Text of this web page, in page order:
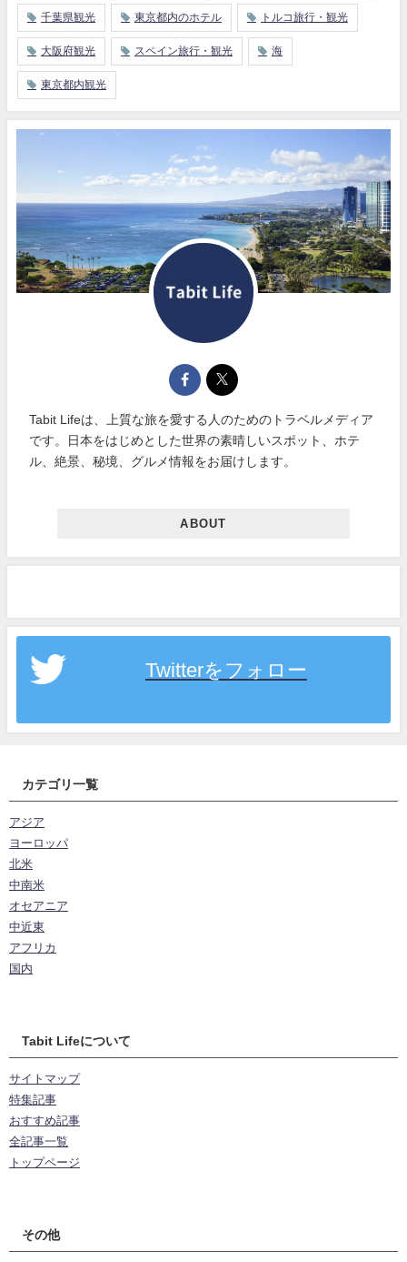
千葉県観光 東京都内のホテル トルコ旅行・観光
大阪府観光 スペイン旅行・観光 海
東京都内観光
Tabit Lifeは、上質な旅を愛する人のためのトラベルメディア
です。日本をはじめとした世界の素晴しいスポット、ホテ
ル、絶景、秘境、グルメ情報をお届けします。
ABOUT
Twitterをフォロー
カテゴリ一覧
アジア
ヨーロッパ
北米
中南米
オセアニア
中近東
アフリカ
国内
Tabit Lifeについて
サイトマップ
特集記事
おすすめ記事
全記事一覧
トップページ
その他